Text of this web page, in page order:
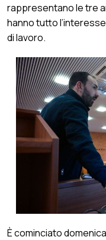
rappresentano le tre
hanno tutto
di lavoro.
È cominciato